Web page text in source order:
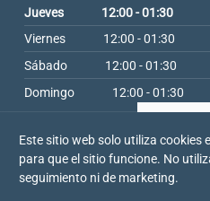
Jueves
12:00 - 01:30
Viernes
12:00 - 01:30
Sábado
12:00 - 01:30
Domingo
12:00 - 01:30
© Chick
Este sitio web solo utiliza cookies
para que el sitio funcione. No
seguimiento ni de marketing.